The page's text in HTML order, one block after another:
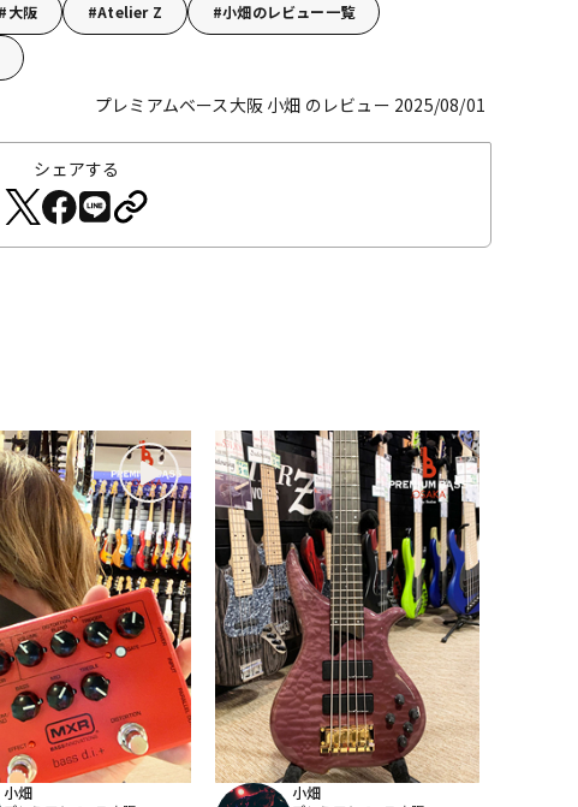
大阪 Atelier Z 小畑のレビュー一覧
プレミアムベース大阪 小畑 のレビュー 2025/08/01
シェアする
小畑 小畑